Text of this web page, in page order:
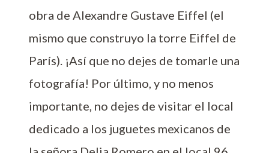
obra de Alexandre Gustave Eiffel (el
mismo que construyo la torre Eiffel de
París). ¡Así que no dejes de tomarle una
fotografía! Por último, y no menos
importante, no dejes de visitar el local
dedicado a los juguetes mexicanos de